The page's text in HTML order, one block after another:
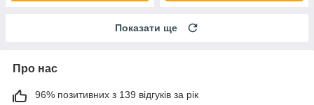
Показати ще
Про нас
96% позитивних з 139 відгуків за рік